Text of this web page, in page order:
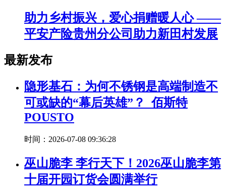
助力乡村振兴，爱心捐赠暖人心 ——
平安产险贵州分公司助力新田村发展
最新发布
隐形基石：为何不锈钢是高端制造不
可或缺的“幕后英雄”？_佰斯特
POUSTO
时间：2026-07-08 09:36:28
巫山脆李 李行天下！2026巫山脆李第
十届开园订货会圆满举行